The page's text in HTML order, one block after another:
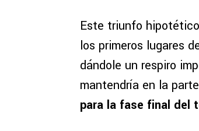
Este triunfo
los primeros lugares
dándole un respiro
mantendría en la
para la fase final del